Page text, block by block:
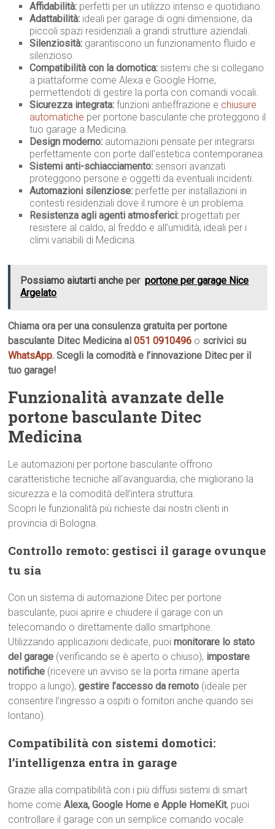
Affidabilità: perfetti per un utilizzo intenso e quotidiano.
Adattabilità: ideali per garage di ogni dimensione, da
piccoli spazi residenziali a grandi strutture aziendali.
Silenziosità: garantiscono un funzionamento fluido e
silenzioso.
Compatibilità con la domotica: sistemi che si collegano
a piattaforme come Alexa e Google Home,
permettendoti di gestire la porta con comandi vocali.
Sicurezza integrata: funzioni antieffrazione e chiusure
automatiche per portone basculante che proteggono il
tuo garage a Medicina.
Design moderno: automazioni pensate per integrarsi
perfettamente con porte dall’estetica contemporanea.
Sistemi anti-schiacciamento: sensori avanzati
proteggono persone e oggetti da eventuali incidenti.
Automazioni silenziose: perfette per installazioni in
contesti residenziali dove il rumore è un problema.
Resistenza agli agenti atmosferici: progettati per
resistere al caldo, al freddo e all’umidità, ideali per i
climi variabili di Medicina.
Possiamo aiutarti anche per portone per garage Nice
Argelato
Chiama ora per una consulenza gratuita per portone
basculante Ditec Medicina al051 0910496 o scrivici su
WhatsApp. Scegli la comodità e l’innovazione Ditec per il
tuo garage!
Funzionalità avanzate delle
portone basculante Ditec
Medicina
Le automazioni per portone basculante offrono
caratteristiche tecniche all’avanguardia, che migliorano la
sicurezza e la comodità dell’intera struttura.
Scopri le funzionalità più richieste dai nostri clienti in
provincia di Bologna.
Controllo remoto: gestisci il garage ovunque
tu sia
Con un sistema di automazione Ditec per portone
basculante, puoi aprire e chiudere il garage con un
telecomando o direttamente dallo smartphone.
Utilizzando applicazioni dedicate, puoimonitorare lo stato
del garage (verificando se è aperto o chiuso), impostare
notifiche (ricevere un avviso se la porta rimane aperta
troppo a lungo),gestire l’accesso da remoto (ideale per
consentire l’ingresso a ospiti o fornitori anche quando sei
lontano).
Compatibilità con sistemi domotici:
l’intelligenza entra in garage
Grazie alla compatibilità con i più diffusi sistemi di smart
home comeAlexa, Google Home e Apple HomeKit, puoi
controllare il garage con un semplice comando vocale.